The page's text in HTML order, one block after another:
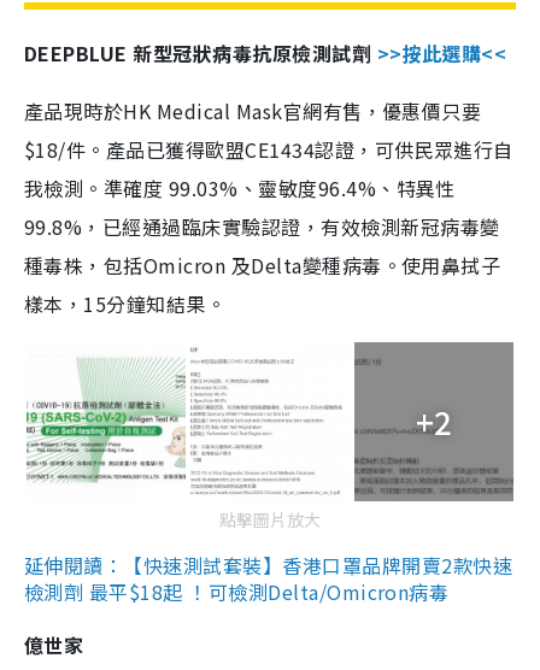
DEEPBLUE 新型冠狀病毒抗原檢測試劑 >>按此選購<<
產品現時於HK Medical Mask官網有售，優惠價只要
$18/件。產品已獲得歐盟CE1434認證，可供民眾進行自
我檢測。準確度 99.03%、靈敏度96.4%、特異性
99.8%，已經通過臨床實驗認證，有效檢測新冠病毒變
種毒株，包括Omicron 及Delta變種病毒。使用鼻拭子
樣本，15分鐘知結果。
+2
點擊圖片放大
延伸閱讀：【快速測試套裝】香港口罩品牌開賣2款快速
檢測劑 最平$18起 ！可檢測Delta/Omicron病毒
億世家